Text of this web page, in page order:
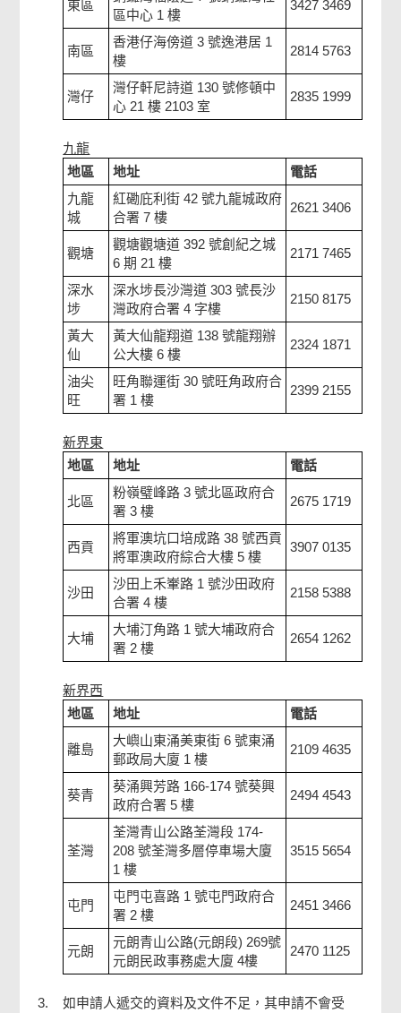
東區
區中心 1 樓
3427 3469
南區
香港仔海傍道 3 號逸港居 1
樓
2814 5763
灣仔
灣仔軒尼詩道 130 號修頓中
心 21 樓 2103 室
2835 1999
九龍
地區
地址
電話
九龍
城
紅磡庇利街 42 號九龍城政府
合署 7 樓
2621 3406
觀塘
觀塘觀塘道 392 號創紀之城
6 期 21 樓
2171 7465
深水
埗
深水埗長沙灣道 303 號長沙
灣政府合署 4 字樓
2150 8175
黃大
仙
黃大仙龍翔道 138 號龍翔辦
公大樓 6 樓
2324 1871
油尖
旺
旺角聯運街 30 號旺角政府合
署 1 樓
2399 2155
新界東
地區
地址 電話
北區
粉嶺璧峰路 3 號北區政府合
署 3 樓
2675 1719
西貢
將軍澳坑口培成路 38 號西貢
將軍澳政府綜合大樓 5 樓
3907 0135
沙田
沙田上禾輋路 1 號沙田政府
合署 4 樓
2158 5388
大埔
大埔汀角路 1 號大埔政府合
署 2 樓
2654 1262
新界西
地區
地址 電話
離島
大嶼山東涌美東街 6 號東涌
郵政局大廈 1 樓
2109 4635
葵青
葵涌興芳路 166-174 號葵興
政府合署 5 樓
2494 4543
荃灣
荃灣青山公路荃灣段 174-
208 號荃灣多層停車場大廈
1 樓
3515 5654
屯門
屯門屯喜路 1 號屯門政府合
署 2 樓
2451 3466
元朗
元朗青山公路(元朗段) 269號
元朗民政事務處大廈 4樓
2470 1125
3.
如申請人遞交的資料及文件不足，其申請不會受